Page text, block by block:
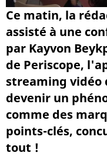
Ce matin, la
assisté à une
par Kayvon
de Periscope,
streaming vidéo
devenir un
comme des
points-clés,
tout !